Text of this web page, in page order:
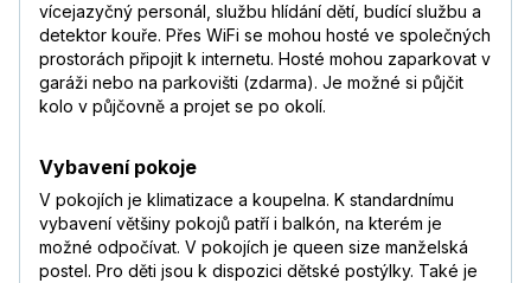
vícejazyčný personál, službu hlídání dětí, budící službu a
detektor kouře. Přes WiFi se mohou hosté ve společných
prostorách připojit k internetu. Hosté mohou zaparkovat v
garáži nebo na parkovišti (zdarma). Je možné si půjčit
kolo v půjčovně a projet se po okolí.
Vybavení pokoje
V pokojích je klimatizace a koupelna. K standardnímu
vybavení většiny pokojů patří i balkón, na kterém je
možné odpočívat. V pokojích je queen size manželská
postel. Pro děti jsou k dispozici dětské postýlky. Také je